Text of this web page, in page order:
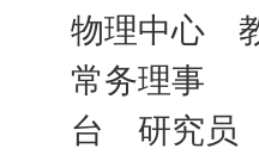
物理中心
常务理事
台 研究员